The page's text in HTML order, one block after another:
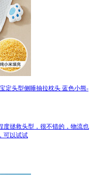
定头型侧睡抽拉枕头 蓝色小熊-
度拯救头型，很不错的，物流也
可以试试